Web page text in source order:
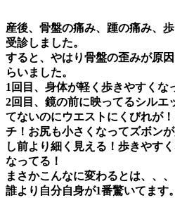
産後、骨盤の痛み、踵の痛み、
受診しました。
すると、やはり骨盤の歪みが原
らいました。
1回目、身体が軽く歩きやすくな
2回目、鏡の前に映ってるシルエ
てないのにウエストにくびれが
チ！お尻も小さくなってズボン
し前より細く見える！歩きやす
なってる！
まさかこんなに変わるとは、、、
誰より自分自身が1番驚いてます。